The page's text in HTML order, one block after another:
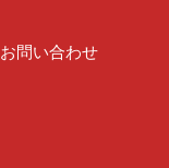
お問い合わせ